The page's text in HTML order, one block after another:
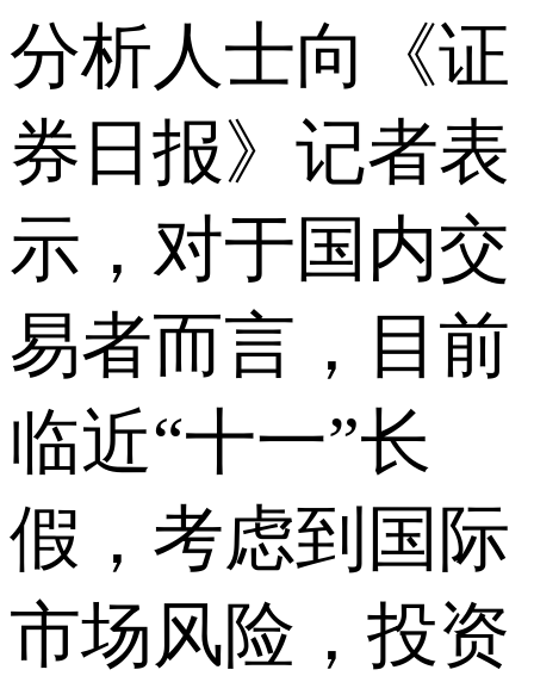
分析人士向《证
券日报》记者表
示，对于国内交
易者而言，目前
临近“十一”长
假，考虑到国际
市场风险，投资